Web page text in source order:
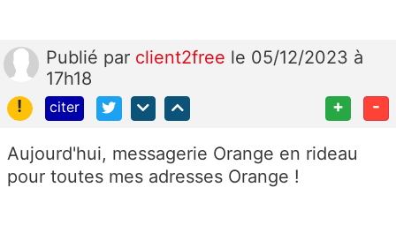
Publié par client2free le 05/12/2023 à
17h18
!
citer + -
Aujourd'hui, messagerie Orange en rideau
pour toutes mes adresses Orange !